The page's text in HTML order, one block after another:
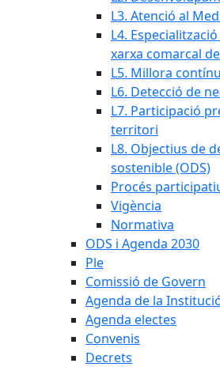
L3. Atenció al
L4.
xarxa comarcal
L5. Millora
L6. Detecció de
L7. Participació
territori
L8. Objectius de
sostenible (ODS)
Procés
Vigència
Normativa
ODS i Agenda 2030
Ple
Comissió de Govern
Agenda de la
Agenda electes
Convenis
Decrets